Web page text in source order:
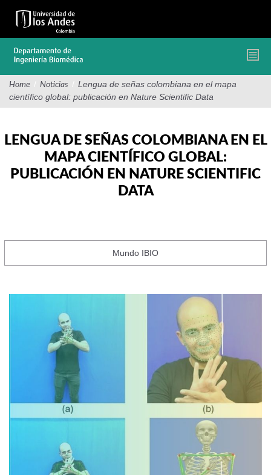
contenido
Home / Noticias / Lengua de señas colombiana en el mapa
científico global: publicación en Nature Scientific Data
LENGUA DE SEÑAS COLOMBIANA EN EL
MAPA CIENTÍFICO GLOBAL:
PUBLICACIÓN EN NATURE SCIENTIFIC
DATA
Mundo IBIO